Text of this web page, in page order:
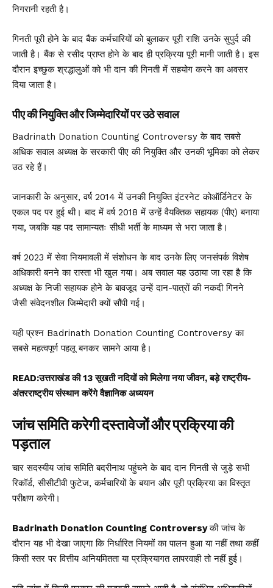
निगरानी रहती है।
गिनती पूरी होने के बाद बैंक कर्मचारियों को बुलाकर पूरी राशि उनके सुपुर्द की
जाती है। बैंक से रसीद प्राप्त होने के बाद ही प्रक्रिया पूरी मानी जाती है। इस
दौरान इच्छुक श्रद्धालुओं को भी दान की गिनती में सहयोग करने का अवसर
दिया जाता है।
पीए की नियुक्ति और जिम्मेदारियों पर उठे सवाल
Badrinath Donation Counting Controversy के बाद सबसे
अधिक सवाल अध्यक्ष के सरकारी पीए की नियुक्ति और उनकी भूमिका को लेकर
उठ रहे हैं।
जानकारी के अनुसार, वर्ष 2014 में उनकी नियुक्ति इंटरनेट कोऑर्डिनेटर के
एकल पद पर हुई थी। बाद में वर्ष 2018 में उन्हें वैयक्तिक सहायक (पीए) बनाया
गया, जबकि यह पद सामान्यतः सीधी भर्ती के माध्यम से भरा जाता है।
वर्ष 2023 में सेवा नियमावली में संशोधन के बाद उनके लिए जनसंपर्क विशेष
अधिकारी बनने का रास्ता भी खुल गया। अब सवाल यह उठाया जा रहा है कि
अध्यक्ष के निजी सहायक होने के बावजूद उन्हें दान-पात्रों की नकदी गिनने
जैसी संवेदनशील जिम्मेदारी क्यों सौंपी गई।
यही प्रश्न Badrinath Donation Counting Controversy का
सबसे महत्वपूर्ण पहलू बनकर सामने आया है।
READ:उत्तराखंड की 13 सूखती नदियों को मिलेगा नया जीवन, बड़े राष्ट्रीय-
अंतरराष्ट्रीय संस्थान करेंगे वैज्ञानिक अध्ययन
जांच समिति करेगी दस्तावेजों और प्रक्रिया की
पड़ताल
चार सदस्यीय जांच समिति बदरीनाथ पहुंचने के बाद दान गिनती से जुड़े सभी
रिकॉर्ड, सीसीटीवी फुटेज, कर्मचारियों के बयान और पूरी प्रक्रिया का विस्तृत
परीक्षण करेगी।
Badrinath Donation Counting Controversy की जांच के
दौरान यह भी देखा जाएगा कि निर्धारित नियमों का पालन हुआ या नहीं तथा कहीं
किसी स्तर पर वित्तीय अनियमितता या प्रक्रियागत लापरवाही तो नहीं हुई।